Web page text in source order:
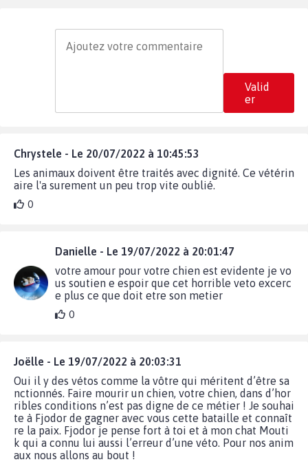
Valid
er
Chrystele - Le 20/07/2022 à 10:45:53
Les animaux doivent être traités avec dignité. Ce vétérin
aire l'a surement un peu trop vite oublié.
0
Danielle - Le 19/07/2022 à 20:01:47
votre amour pour votre chien est evidente je vo
us soutien e espoir que cet horrible veto excerc
e plus ce que doit etre son metier
0
Joëlle - Le 19/07/2022 à 20:03:31
Oui il y des vétos comme la vôtre qui méritent d’être sa
nctionnés. Faire mourir un chien, votre chien, dans d’hor
ribles conditions n’est pas digne de ce métier ! Je souhai
te à Fjodor de gagner avec vous cette bataille et connaît
re la paix. Fjodor je pense fort à toi et à mon chat Mouti
k qui a connu lui aussi l’erreur d’une véto. Pour nos anim
aux nous allons au bout !